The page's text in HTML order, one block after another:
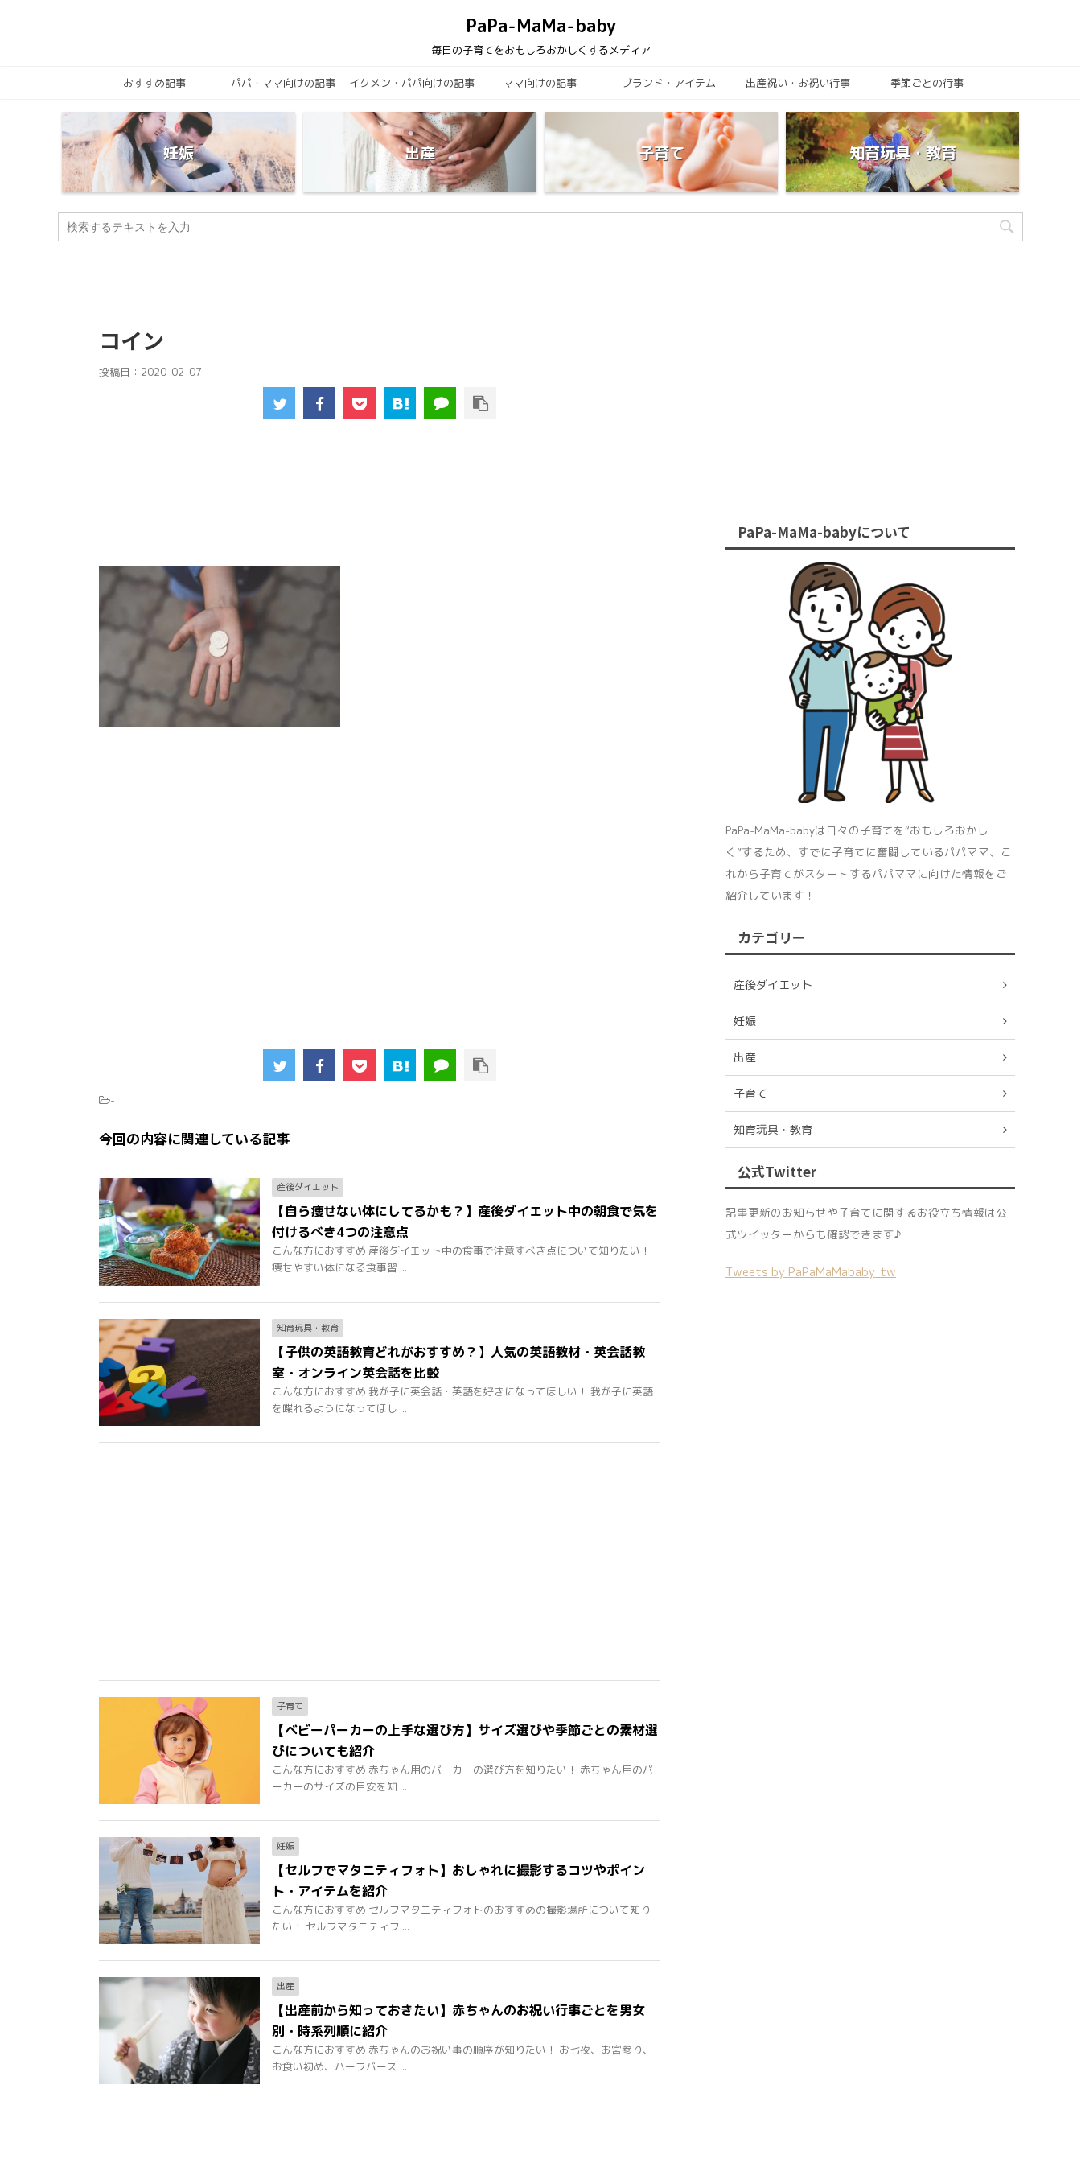
PaPa-MaMa-baby
毎日の子育てをおもしろおかしくするメディア
おすすめ記事 パパ・ママ向けの記事 イクメン・パパ向けの記事 ママ向けの記事 ブランド・アイテム 出産祝い・お祝い行事 季節ごとの行事
妊娠 出産 子育て 知育玩具・教育
コイン
投稿日： 2020-02-07
-
今回の内容に関連している記事
産後ダイエット
【自ら痩せない体にしてるかも？】産後ダイエット中の朝食で気を
付けるべき4つの注意点
こんな方におすすめ 産後ダイエット中の食事で注意すべき点について知りたい！
痩せやすい体になる食事習 ...
知育玩具・教育
【子供の英語教育どれがおすすめ？】人気の英語教材・英会話教
室・オンライン英会話を比較
こんな方におすすめ 我が子に英会話・英語を好きになってほしい！ 我が子に英語
を喋れるようになってほし ...
子育て
【ベビーパーカーの上手な選び方】サイズ選びや季節ごとの素材選
びについても紹介
こんな方におすすめ 赤ちゃん用のパーカーの選び方を知りたい！ 赤ちゃん用のパ
ーカーのサイズの目安を知 ...
妊娠
【セルフでマタニティフォト】おしゃれに撮影するコツやポイン
ト・アイテムを紹介
こんな方におすすめ セルフマタニティフォトのおすすめの撮影場所について知り
たい！ セルフマタニティフ ...
出産
【出産前から知っておきたい】赤ちゃんのお祝い行事ごとを男女
別・時系列順に紹介
こんな方におすすめ 赤ちゃんのお祝い事の順序が知りたい！ お七夜、お宮参り、
お食い初め、ハーフバース ...
PaPa-MaMa-babyについて
PaPa-MaMa-babyは日々の子育てを“おもしろおかし
く”するため、すでに子育てに奮闘しているパパママ、こ
れから子育てがスタートするパパママに向けた情報をご
紹介しています！
カテゴリー
産後ダイエット
妊娠
出産
子育て
知育玩具・教育
公式Twitter
記事更新のお知らせや子育てに関するお役立ち情報は公
式ツイッターからも確認できます♪
Tweets by PaPaMaMababy_tw